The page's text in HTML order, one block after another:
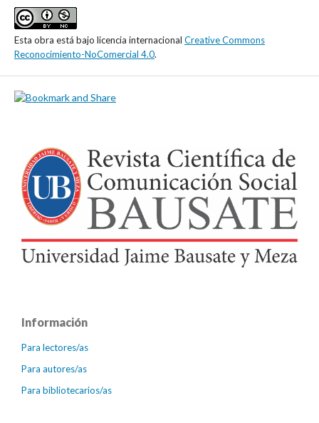
Esta obra está bajo licencia internacional Creative Commons
Reconocimiento-NoComercial 4.0.
Información
Para lectores/as
Para autores/as
Para bibliotecarios/as